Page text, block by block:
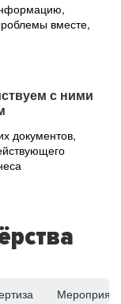
вместе,
с ними
документов,